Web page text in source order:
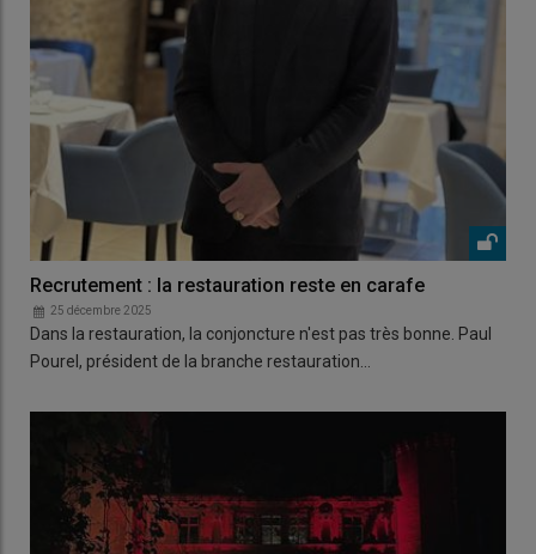
Recrutement : la restauration reste en carafe
25 décembre 2025
Dans la restauration, la conjoncture n'est pas très bonne. Paul
Pourel, président de la branche restauration…